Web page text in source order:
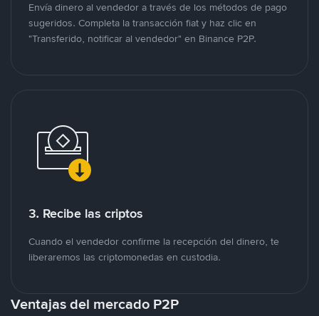
Envía dinero al vendedor a través de los métodos de pago
sugeridos. Completa la transacción fiat y haz clic en
"Transferido, notificar al vendedor" en Binance P2P.
3. Recibe las criptos
Cuando el vendedor confirme la recepción del dinero, te
liberaremos las criptomonedas en custodia.
Ventajas del mercado P2P